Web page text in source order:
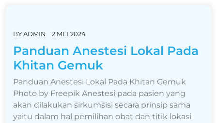
BYADMIN 2 MEI 2024
Panduan Anestesi Lokal Pada
Khitan Gemuk
Panduan Anestesi Lokal Pada Khitan Gemuk
Photo by Freepik Anestesi pada pasien yang
akan dilakukan sirkumsisi secara prinsip sama
yaitu dalam hal pemilihan obat dan titik lokasi